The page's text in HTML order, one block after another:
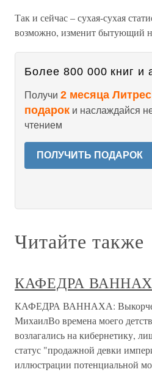
Так и сейчас – сухая-сухая
возможно, изменит бытующий
Более 800 000 книг и
Получи 2 месяца
подарок и наслаждайся
чтением
ПОЛУЧИТЬ ПОДАРОК
Читайте также
КАФЕДРА
КАФЕДРА ВАННАХА:
МихаилВо времена моего
возлагались на кибернетику,
статус "продажной девки
иллюстрации потенциальной